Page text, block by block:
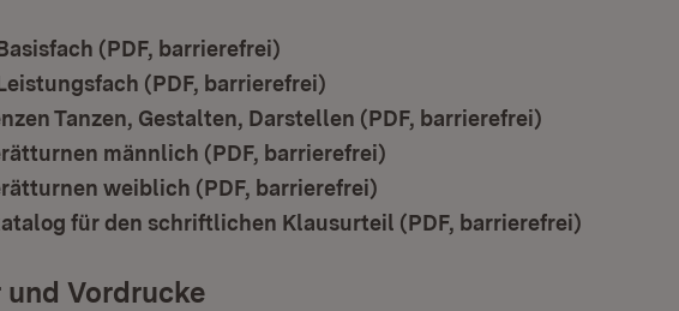
(PDF, barrierefrei)
(PDF, barrierefrei)
Tanzen, Gestalten, Darstellen (PDF, barrierefrei)
männlich (PDF, barrierefrei)
weiblich (PDF, barrierefrei)
für den schriftlichen Klausurteil (PDF, barrierefrei)
Vordrucke